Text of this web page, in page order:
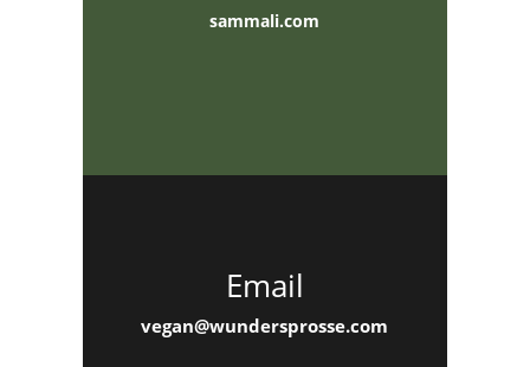
sammali.com
Email
vegan@wundersprosse.com